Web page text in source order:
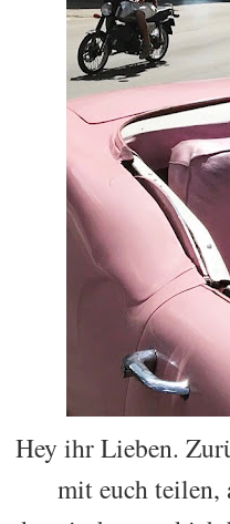
Hey ihr Lieben.
mit euch teilen,